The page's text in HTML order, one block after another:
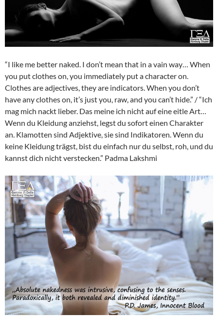
“I like me better naked. I don’t mean that in a vain way… When
you put clothes on, you immediately put a character on.
Clothes are adjectives, they are indicators. When you don’t
have any clothes on, it’s just you, raw, and you can’t hide.” / “Ich
mag mich nackt lieber. Das meine ich nicht auf eine eitle Art…
Wenn du Kleidung anziehst, legst du sofort einen Charakter
an. Klamotten sind Adjektive, sie sind Indikatoren. Wenn du
keine Kleidung trägst, bist du einfach nur du selbst, roh, und du
kannst dich nicht verstecken.” Padma Lakshmi